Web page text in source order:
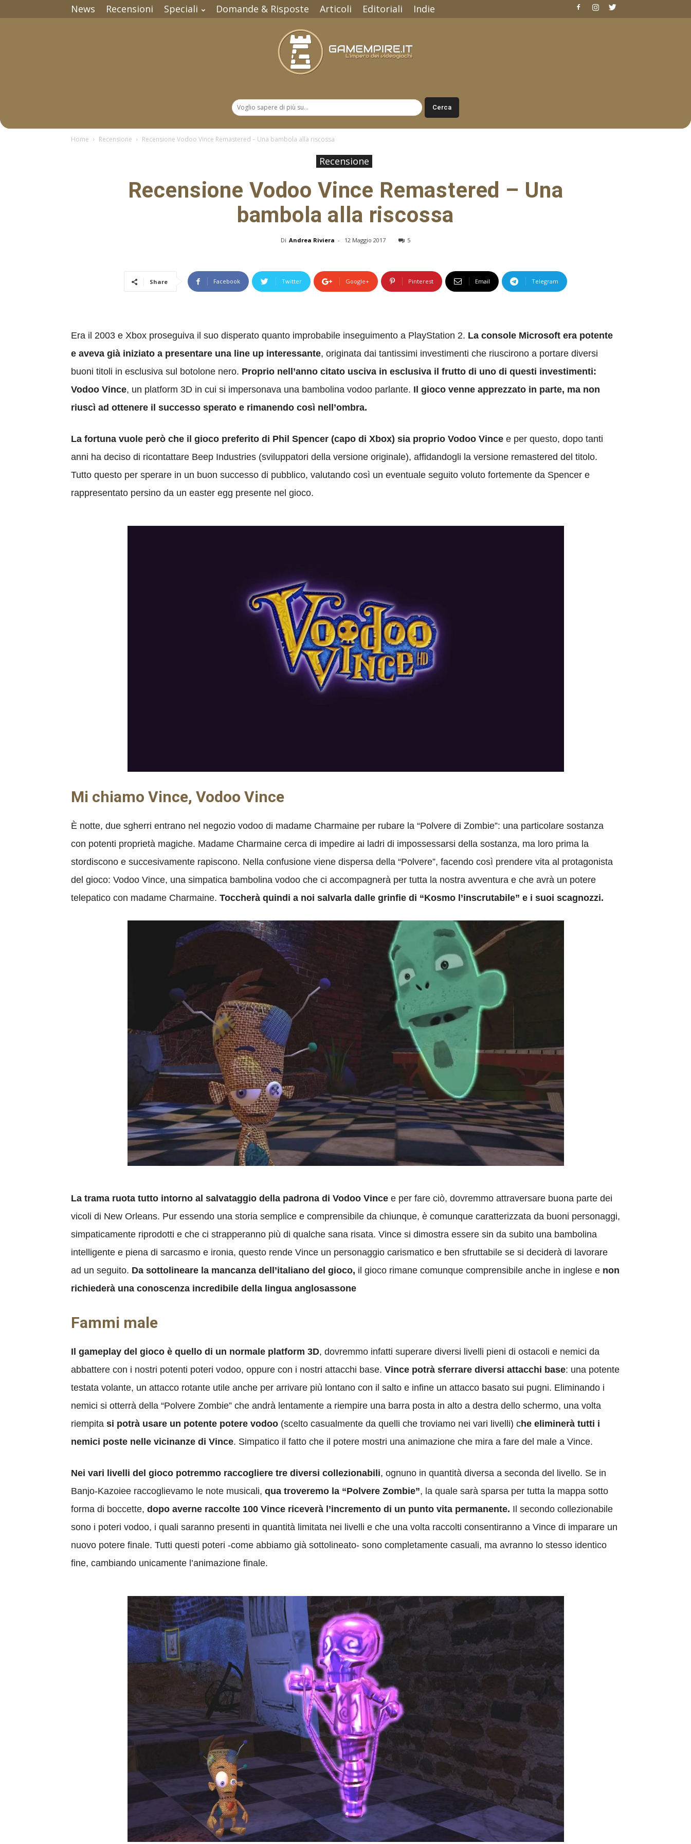
News Recensioni Speciali Domande & Risposte Articoli Editoriali Indie
Home Recensione Recensione Vodoo Vince Remastered – Una bambola alla riscossa
Recensione
Recensione Vodoo Vince Remastered – Una
bambola alla riscossa
Di Andrea Riviera - 12 Maggio 2017 5
Share Facebook Twitter Google+ Pinterest Email Telegram
Era il 2003 e Xbox proseguiva il suo disperato quanto improbabile inseguimento a PlayStation 2. La console Microsoft era potente
e aveva già iniziato a presentare una line up interessante, originata dai tantissimi investimenti che riuscirono a portare diversi
buoni titoli in esclusiva sul botolone nero. Proprio nell’anno citato usciva in esclusiva il frutto di uno di questi investimenti:
Vodoo Vince, un platform 3D in cui si impersonava una bambolina vodoo parlante. Il gioco venne apprezzato in parte, ma non
riuscì ad ottenere il successo sperato e rimanendo così nell’ombra.
La fortuna vuole però che il gioco preferito di Phil Spencer (capo di Xbox) sia proprio Vodoo Vince e per questo, dopo tanti
anni ha deciso di ricontattare Beep Industries (sviluppatori della versione originale), affidandogli la versione remastered del titolo.
Tutto questo per sperare in un buon successo di pubblico, valutando così un eventuale seguito voluto fortemente da Spencer e
rappresentato persino da un easter egg presente nel gioco.
Mi chiamo Vince, Vodoo Vince
È notte, due sgherri entrano nel negozio vodoo di madame Charmaine per rubare la “Polvere di Zombie”: una particolare sostanza
con potenti proprietà magiche. Madame Charmaine cerca di impedire ai ladri di impossessarsi della sostanza, ma loro prima la
stordiscono e succesivamente rapiscono. Nella confusione viene dispersa della “Polvere”, facendo così prendere vita al protagonista
del gioco: Vodoo Vince, una simpatica bambolina vodoo che ci accompagnerà per tutta la nostra avventura e che avrà un potere
telepatico con madame Charmaine. Toccherà quindi a noi salvarla dalle grinfie di “Kosmo l’inscrutabile” e i suoi scagnozzi.
La trama ruota tutto intorno al salvataggio della padrona di Vodoo Vince e per fare ciò, dovremmo attraversare buona parte dei
vicoli di New Orleans. Pur essendo una storia semplice e comprensibile da chiunque, è comunque caratterizzata da buoni personaggi,
simpaticamente riprodotti e che ci strapperanno più di qualche sana risata. Vince si dimostra essere sin da subito una bambolina
intelligente e piena di sarcasmo e ironia, questo rende Vince un personaggio carismatico e ben sfruttabile se si deciderà di lavorare
ad un seguito. Da sottolineare la mancanza dell’italiano del gioco, il gioco rimane comunque comprensibile anche in inglese e non
richiederà una conoscenza incredibile della lingua anglosassone
Fammi male
Il gameplay del gioco è quello di un normale platform 3D, dovremmo infatti superare diversi livelli pieni di ostacoli e nemici da
abbattere con i nostri potenti poteri vodoo, oppure con i nostri attacchi base. Vince potrà sferrare diversi attacchi base: una potente
testata volante, un attacco rotante utile anche per arrivare più lontano con il salto e infine un attacco basato sui pugni. Eliminando i
nemici si otterrà della “Polvere Zombie” che andrà lentamente a riempire una barra posta in alto a destra dello schermo, una volta
riempita si potrà usare un potente potere vodoo (scelto casualmente da quelli che troviamo nei vari livelli) che eliminerà tutti i
nemici poste nelle vicinanze di Vince. Simpatico il fatto che il potere mostri una animazione che mira a fare del male a Vince.
Nei vari livelli del gioco potremmo raccogliere tre diversi collezionabili, ognuno in quantità diversa a seconda del livello. Se in
Banjo-Kazoiee raccoglievamo le note musicali, qua troveremo la “Polvere Zombie”, la quale sarà sparsa per tutta la mappa sotto
forma di boccette, dopo averne raccolte 100 Vince riceverà l’incremento di un punto vita permanente. Il secondo collezionabile
sono i poteri vodoo, i quali saranno presenti in quantità limitata nei livelli e che una volta raccolti consentiranno a Vince di imparare un
nuovo potere finale. Tutti questi poteri -come abbiamo già sottolineato- sono completamente casuali, ma avranno lo stesso identico
fine, cambiando unicamente l’animazione finale.